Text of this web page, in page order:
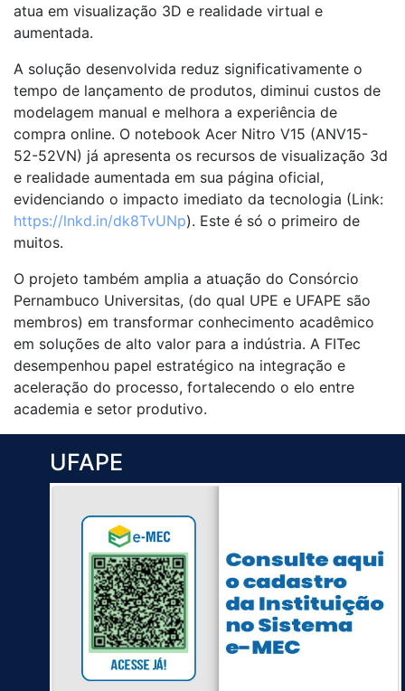
atua em visualização 3D e realidade virtual e
aumentada.
A solução desenvolvida reduz significativamente o
tempo de lançamento de produtos, diminui custos de
modelagem manual e melhora a experiência de
compra online. O notebook Acer Nitro V15 (ANV15-
52-52VN) já apresenta os recursos de visualização 3d
e realidade aumentada em sua página oficial,
evidenciando o impacto imediato da tecnologia (Link:
https://lnkd.in/dk8TvUNp). Este é só o primeiro de
muitos.
O projeto também amplia a atuação do Consórcio
Pernambuco Universitas, (do qual UPE e UFAPE são
membros) em transformar conhecimento acadêmico
em soluções de alto valor para a indústria. A FITec
desempenhou papel estratégico na integração e
aceleração do processo, fortalecendo o elo entre
academia e setor produtivo.
UFAPE